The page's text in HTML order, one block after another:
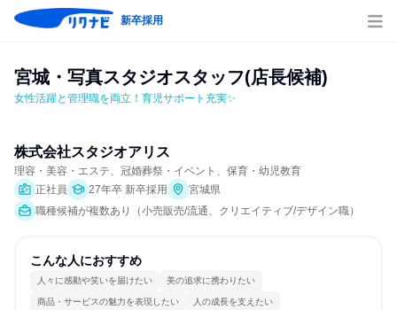
新卒採用
宮城・写真スタジオスタッフ(店長候補)
女性活躍と管理職を両立！育児サポート充実✨
株式会社スタジオアリス
理容・美容・エステ、冠婚葬祭・イベント、保育・幼児教育
正社員
27年卒 新卒採用
宮城県
職種候補が複数あり（小売販売/流通、クリエイティブ/デザイン職）
こんな人におすすめ
人々に感動や笑いを届けたい 美の追求に携わりたい
商品・サービスの魅力を表現したい 人の成長を支えたい